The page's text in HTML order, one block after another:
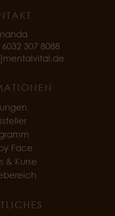
307 8088
Face
& Kurse